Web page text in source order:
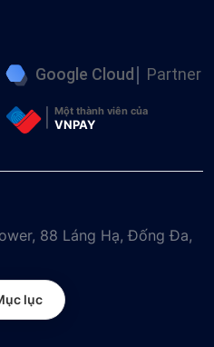
lục
Google Cloud Partner
Một thành viên của
VNPAY
88 Láng Hạ, Đống Đa,